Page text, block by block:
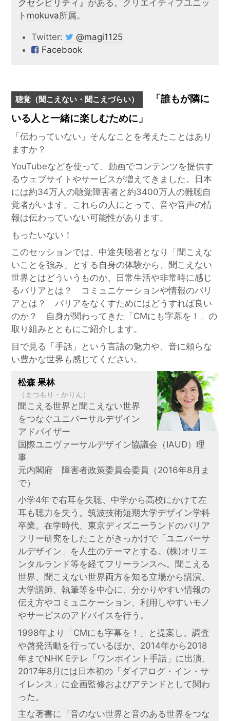
クセシビリティ 』がある。クリエイティブユニッ
ト mokuva所属。
Twitter:
@magi1125
Facebook
聴覚（聞こえない・聞こえづらい）
「誰もが隣に
いる人と一緒に楽しむために」
「伝わっていない」そんなことを考えたことはあり
ますか？
YouTubeなどを使って、動画でコンテンツを提供す
るウェブサイトやサービスが増えてきました。日本
には約34万人の聴覚障害者と約3400万人の難聴自
覚者がいます。これらの人にとって、音や音声の情
報は伝わっていない可能性があります。
もったいない！
このセッションでは、中途失聴者となり「聞こえな
いことを強み」とする自身の体験から、聞こえない
世界とはどういうものか、日常生活や非常時に感じ
るバリアとは？ コミュニケーションや情報のバリ
アとは？ バリアをなくすためにはどうすれば良い
のか？ 自身が関わってきた「CMにも字幕を！」の
取り組みとともにご紹介します。
目で見る「手話」という言語の魅力や、音に頼らな
い豊かな世界も感じてください。
松森 果林
（まつもり・かりん）
聞こえる世界と聞こえない世界
をつなぐユニバーサルデザイン
アドバイザー
国際ユニヴァーサルデザイン協議会（IAUD）理
事
元内閣府 障害者政策委員会委員（2016年8月ま
で）
小学4年で右耳を失聴、中学から高校にかけて左
耳も聴力を失う。筑波技術短期大学デザイン学科
卒業。在学時代、東京ディズニーランドのバリア
フリー研究をしたことがきっかけで「ユニバーサ
ルデザイン」を人生のテーマとする。(株)オリエ
ンタルランド等を経てフリーランスへ。聞こえる
世界、聞こえない世界両方を知る立場から講演、
大学講師、執筆等を中心に、分かりやすい情報の
伝え方やコミュニケーション、利用しやすいモノ
やサービスのアドバイスを行う。
1998年より「CMにも字幕を！」と提案し、調査
や啓発活動を行っているほか、2014年から2018
年までNHK Eテレ「ワンポイント手話」に出演、
2017年8月には日本初の「ダイアログ・イン・サ
イレンス」に企画監修およびアテンドとして関わ
った。
主な著書に『音のない世界と音のある世界をつな